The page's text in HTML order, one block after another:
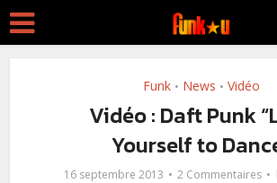
Funk • News • Vidéo
Vidéo : Daft Punk
Yourself to
16 septembre 2013 2 Commentaires